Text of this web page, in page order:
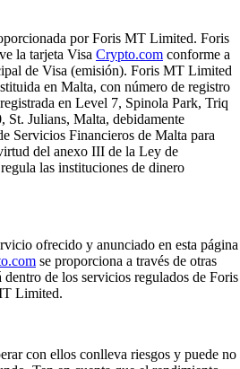
por Foris MT Limited. Foris
la tarjeta Visa Crypto.com conforme a
de Visa (emisión). Foris MT Limited
en Malta, con número de registro
en Level 7, Spinola Park, Triq
Julians, Malta, debidamente
Servicios Financieros de Malta para
del anexo III de la Ley de
las instituciones de dinero
ofrecido y anunciado en esta página
se proporciona a través de otras
dentro de los servicios regulados de Foris
Limited.
con ellos conlleva riesgos y puede no